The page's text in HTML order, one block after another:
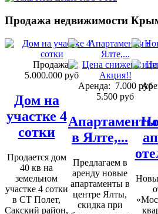
Продажа недвижимости
Продажа:
5.000.000 руб
Дом на
участке 4
сотки
Продается дом
40 кв на
земельном
участке 4 сотки
в СТ Полет,
Сакский район,
Аренда: 7.000 руб
5.500 руб
Апартаменты
в Ялте,...
Предлагаем в
аренду новые
апартаменты в
центре Ялты,
скидка при